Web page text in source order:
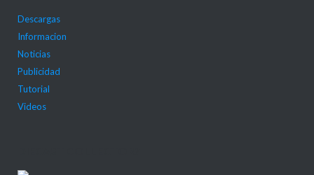
Descargas
Informacion
Noticias
Publicidad
Tutorial
Videos